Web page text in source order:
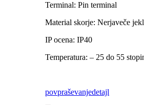
Terminal: Pin terminal
Material skorje: Nerjaveče
IP ocena: IP40
Temperatura: – 25 do 55
povpraševanjedetajl